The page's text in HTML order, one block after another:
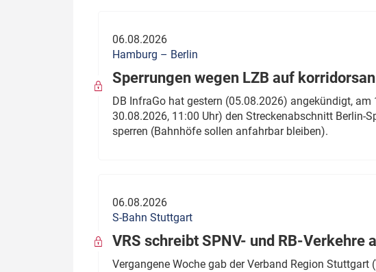
Thema des Monats
Dossier: Generalsanierung
Dossier: ETCS
Dossier:
06.08.2026
Hamburg – Berlin
Sperrungen wegen LZB auf
DB InfraGo hat gestern (05.08.2026) angekündigt,
30.08.2026, 11:00 Uhr) den Streckenabschnitt
sperren (Bahnhöfe sollen anfahrbar bleiben).
06.08.2026
S-Bahn Stuttgart
VRS schreibt SPNV- und RB-Verkehre
Vergangene Woche gab der Verband Region